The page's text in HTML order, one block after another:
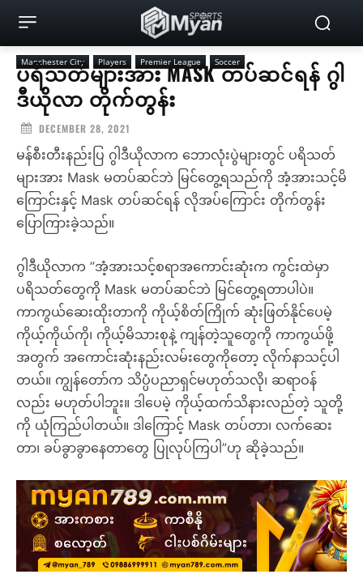
Manchester City Players Premier League Soccer
ပရိသတ်များအား MASK တပ်ဆင်ရန် ဂွါ
ဒီယိုလာ တိုက်တွန်း
DECEMBER 28, 2021
မန်စီးတီးနည်းပြ ဂွါဒီယိုလာက ဘောလုံးပွဲများတွင် ပရိသတ်
များအား Mask မတပ်ဆင်ဘဲ မြင်တွေ့ရသည်ကို အံ့အားသင့်မိ
ကြောင်းနှင့် Mask တပ်ဆင်ရန် လိုအပ်ကြောင်း တိုက်တွန်း
ပြောကြားခဲ့သည်။
ဂွါဒီယိုလာက ”အံ့အားသင့်စရာအကောင်းဆုံးက ကွင်းထဲမှာ
ပရိသတ်တွေကို Mask မတပ်ဆင်ဘဲ မြင်တွေ့ရတာပါပဲ။
ကာကွယ်ဆေးထိုးတာကို ကိုယ့်စိတ်ကြိုက် ဆုံးဖြတ်နိုင်ပေမဲ့
ကိုယ့်ကိုယ်ကို၊ ကိုယ့်မိသားစုနဲ့ ကျန်တဲ့သူတွေကို ကာကွယ်ဖို့
အတွက် အကောင်းဆုံးနည်းလမ်းတွေကိုတော့ လိုက်နာသင့်ပါ
တယ်။ ကျွန်တော်က သိပ္ပံပညာရှင်မဟုတ်သလို၊ ဆရာဝန်
လည်း မဟုတ်ပါဘူး။ ဒါပေမဲ့ ကိုယ့်ထက်သိနားလည်တဲ့ သူတို့
ကို ယုံကြည်ပါတယ်။ ဒါကြောင့် Mask တပ်တာ၊ လက်ဆေး
တာ၊ ခပ်ခွာခွာနေတာတွေ ပြုလုပ်ကြပါ”ဟု ဆိုခဲ့သည်။